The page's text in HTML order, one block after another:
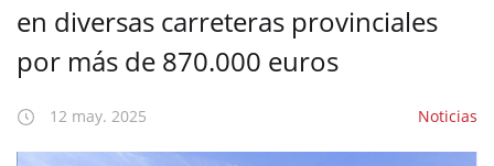
en diversas carreteras provinciales
por más de 870.000 euros
12 may. 2025 Noticias